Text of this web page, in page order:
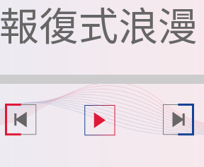
報復式浪漫